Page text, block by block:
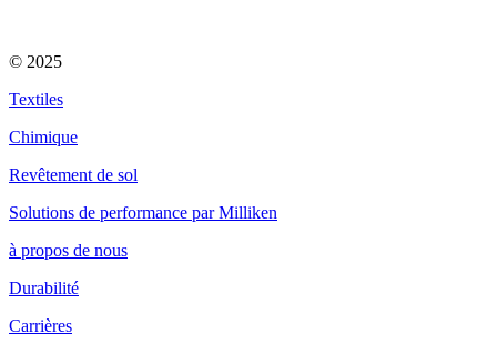
© 2025
Textiles
Chimique
Revêtement de sol
Solutions de performance par Milliken
à propos de nous
Durabilité
Carrières